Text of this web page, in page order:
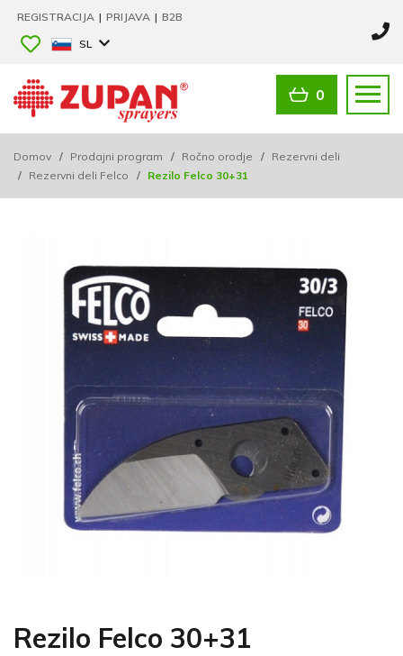
REGISTRACIJA | PRIJAVA | B2B
SL
0
Domov / Prodajni program / Ročno orodje / Rezervni deli
/ Rezervni deli Felco / Rezilo Felco 30+31
Rezilo Felco 30+31